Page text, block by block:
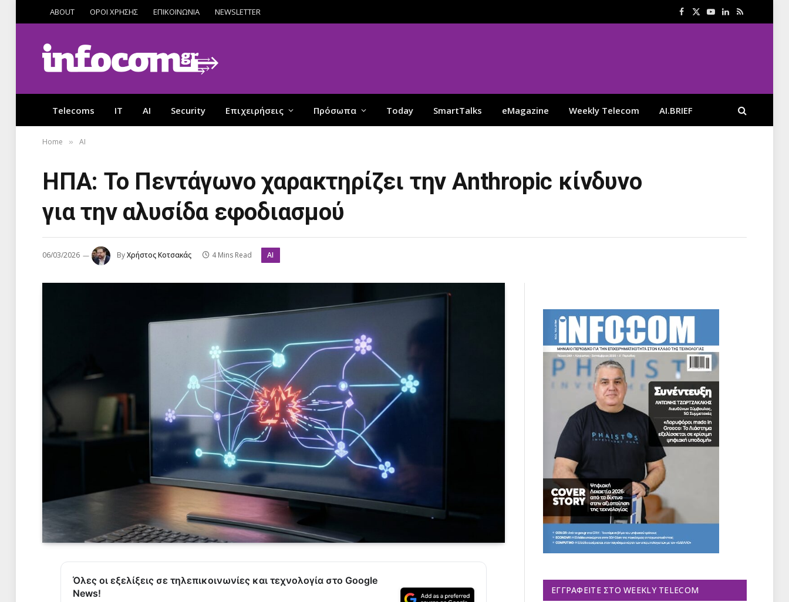
ABOUT ΟΡΟΙ ΧΡΗΣΗΣ ΕΠΙΚΟΙΝΩΝΙΑ NEWSLETTER Facebook
X
YouTube
LinkedIn
RSS
Telecoms IT AI Security Επιχειρήσεις Πρόσωπα Today SmartTalks eMagazine Weekly Telecom AI.BRIEF
Home » AI
ΗΠΑ: Το Πεντάγωνο χαρακτηρίζει την Anthropic κίνδυνο
για την αλυσίδα εφοδιασμού
06/03/2026 ByΧρήστος Κοτσακάς 4 Mins Read AI
Όλες οι εξελίξεις σε τηλεπικοινωνίες και τεχνολογία στο Google
News!
ΕΓΓΡΑΦΕΊΤΕ ΣΤΟ WEEKLY TELECOM